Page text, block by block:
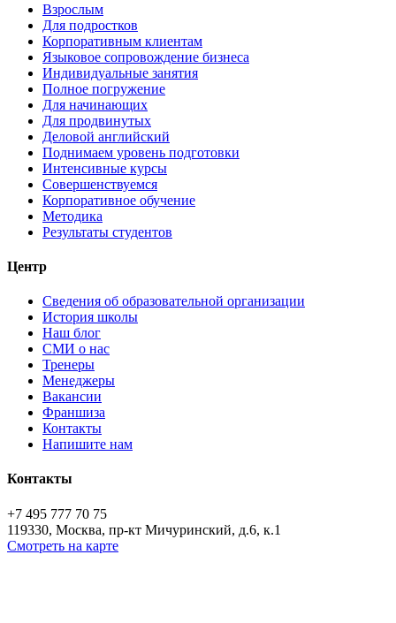
Взрослым
Для подростков
Корпоративным клиентам
Языковое сопровождение бизнеса
Индивидуальные занятия
Полное погружение
Для начинающих
Для продвинутых
Деловой английский
Поднимаем уровень подготовки
Интенсивные курсы
Совершенствуемся
Корпоративное обучение
Методика
Результаты студентов
Центр
Сведения об образовательной организации
История школы
Наш блог
СМИ о нас
Тренеры
Менеджеры
Вакансии
Франшиза
Контакты
Напишите нам
Контакты
+7 495 777 70 75
119330, Москва, пр-кт Мичуринский, д.6, к.1
Смотреть на карте